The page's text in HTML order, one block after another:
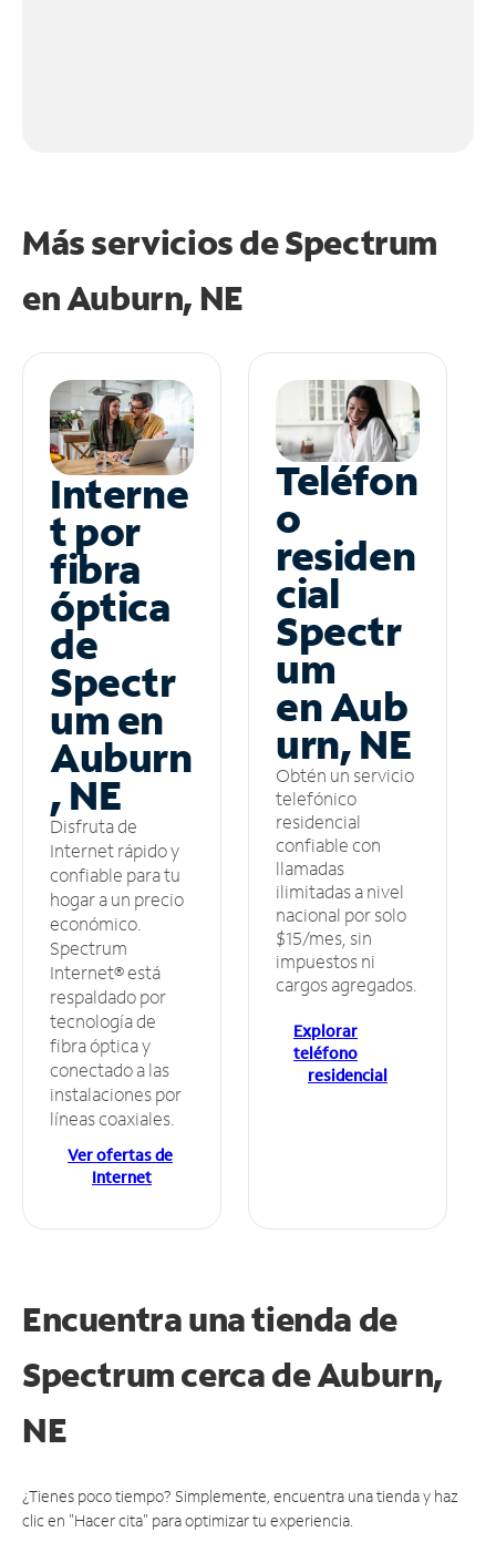
Más servicios de Spectrum
enAuburn, NE
Interne
t por
fibra
óptica
de
Spectr
um en
Auburn
, NE
Disfruta de
Internet rápido y
confiable para tu
hogar a un precio
económico.
Spectrum
Internet® está
respaldado por
tecnología de
fibra óptica y
conectado a las
instalaciones por
líneas coaxiales.
Ver ofertas de
Internet
Teléfon
o
residen
cial
Spectr
um
en Aub
urn, NE
Obtén un servicio
telefónico
residencial
confiable con
llamadas
ilimitadas a nivel
nacional por solo
$15/mes, sin
impuestos ni
cargos agregados.
Explorar
teléfono
residencial
Encuentra una tienda de
Spectrumcerca de Auburn,
NE
¿Tienes poco tiempo? Simplemente, encuentra una tienda y haz
clic en "Hacer cita" para optimizar tu experiencia.